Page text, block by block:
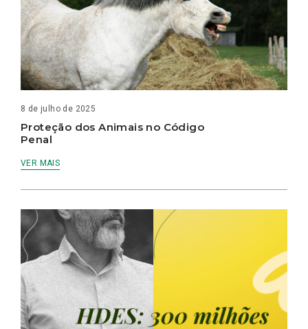
8 de julho de 2025
Proteção dos Animais no Código
Penal
VER MAIS